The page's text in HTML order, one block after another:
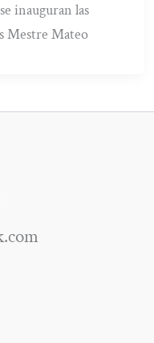
inauguran las
Mestre Mateo